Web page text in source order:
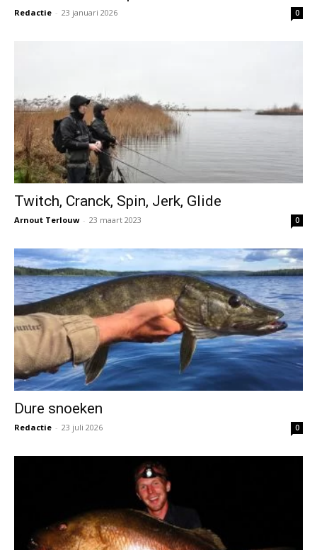
Redactie - 23 januari 2026 0
Twitch, Cranck, Spin, Jerk, Glide
Arnout Terlouw - 23 maart 2023 0
Dure snoeken
Redactie - 23 juli 2026 0